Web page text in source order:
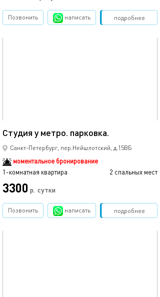
подробнее
Позвонить написать Забронировать
Студия у метро. парковка.
Санкт-Петербург, пер.Нейшлотский, д.15ВБ
моментальное бронирование
1-комнатная квартира
2 спальных мест
3300 р. сутки
подробнее
Позвонить написать Забронировать